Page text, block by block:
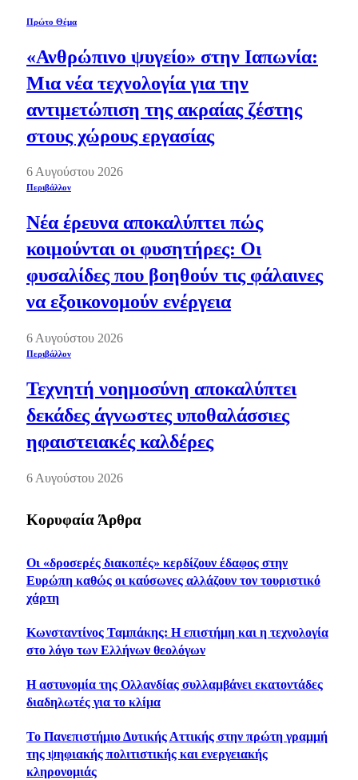
Πρώτο Θέμα
«Ανθρώπινο ψυγείο» στην Ιαπωνία:
Μια νέα τεχνολογία για την
αντιμετώπιση της ακραίας ζέστης
στους χώρους εργασίας
6 Αυγούστου 2026
Περιβάλλον
Νέα έρευνα αποκαλύπτει πώς
κοιμούνται οι φυσητήρες: Οι
φυσαλίδες που βοηθούν τις φάλαινες
να εξοικονομούν ενέργεια
6 Αυγούστου 2026
Περιβάλλον
Τεχνητή νοημοσύνη αποκαλύπτει
δεκάδες άγνωστες υποθαλάσσιες
ηφαιστειακές καλδέρες
6 Αυγούστου 2026
Κορυφαία Άρθρα
Οι «δροσερές διακοπές» κερδίζουν έδαφος στην
Ευρώπη καθώς οι καύσωνες αλλάζουν τον τουριστικό
χάρτη
Κωνσταντίνος Ταμπάκης: Η επιστήμη και η τεχνολογία
στο λόγο των Ελλήνων θεολόγων
Η αστυνομία της Ολλανδίας συλλαμβάνει εκατοντάδες
διαδηλωτές για το κλίμα
Το Πανεπιστήμιο Δυτικής Αττικής στην πρώτη γραμμή
της ψηφιακής πολιτιστικής και ενεργειακής
κληρονομιάς